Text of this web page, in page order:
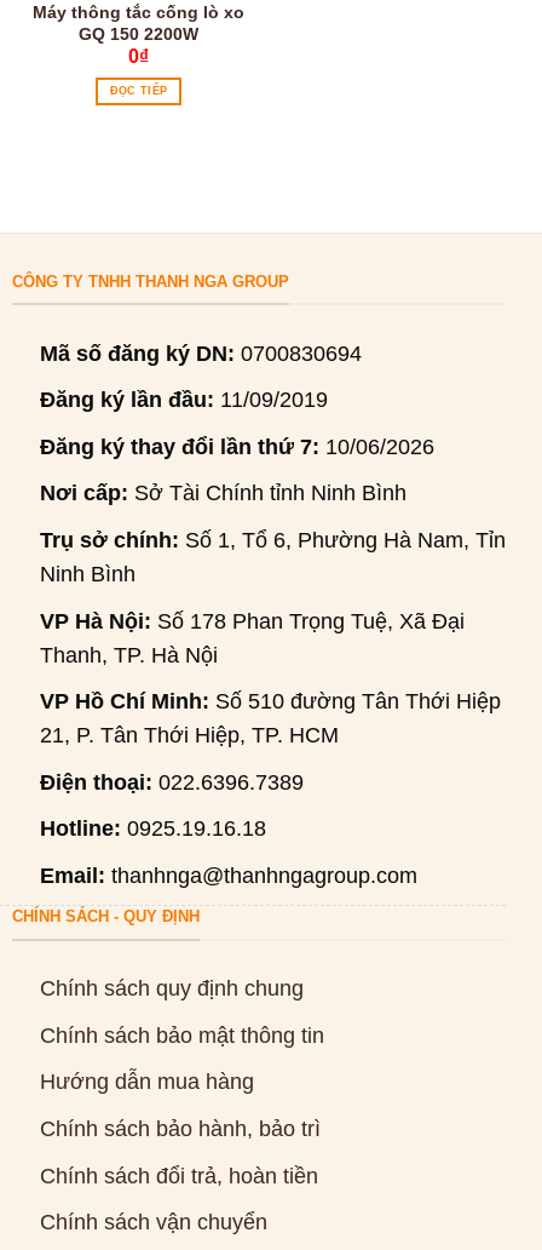
Máy thông tắc cống lò xo
GQ 150 2200W
0₫
ĐỌC TIẾP
CÔNG TY TNHH THANH NGA GROUP
Mã số đăng ký DN: 0700830694
Đăng ký lần đầu: 11/09/2019
Đăng ký thay đổi lần thứ 7: 10/06/2026
Nơi cấp: Sở Tài Chính tỉnh Ninh Bình
Trụ sở chính: Số 1, Tổ 6, Phường Hà Nam, Tỉnh
Ninh Bình
VP Hà Nội: Số 178 Phan Trọng Tuệ, Xã Đại
Thanh, TP. Hà Nội
VP Hồ Chí Minh: Số 510 đường Tân Thới Hiệp
21, P. Tân Thới Hiệp, TP. HCM
Điện thoại: 022.6396.7389
Hotline: 0925.19.16.18
Email: thanhnga@thanhngagroup.com
CHÍNH SÁCH - QUY ĐỊNH
Chính sách quy định chung
Chính sách bảo mật thông tin
Hướng dẫn mua hàng
Chính sách bảo hành, bảo trì
Chính sách đổi trả, hoàn tiền
Chính sách vận chuyển